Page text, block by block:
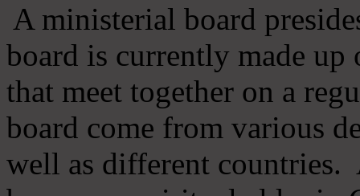
A ministerial board
board is currently made
that meet together on a
board come from various
well as different countries.